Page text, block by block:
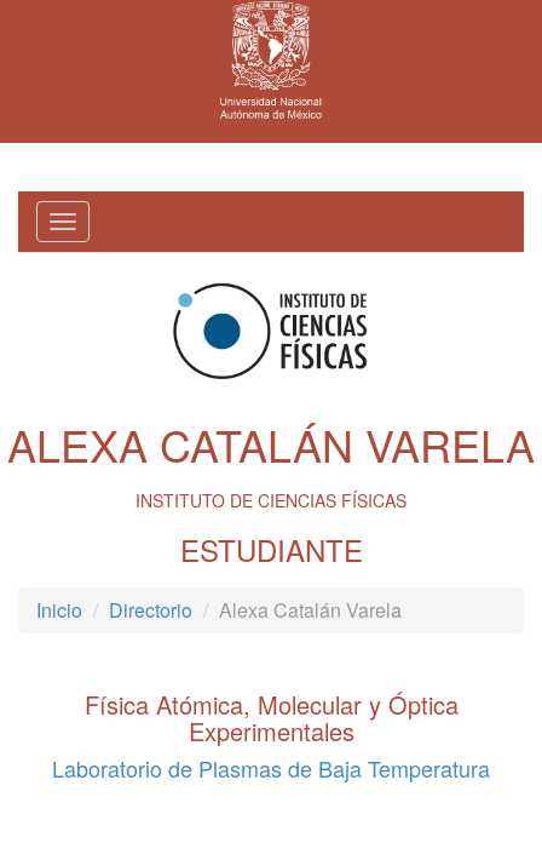
Toggle
navigation
ALEXA CATALÁN VARELA
INSTITUTO DE CIENCIAS FÍSICAS
ESTUDIANTE
Inicio Directorio Alexa Catalán Varela
Física Atómica, Molecular y Óptica
Experimentales
Laboratorio de Plasmas de Baja Temperatura